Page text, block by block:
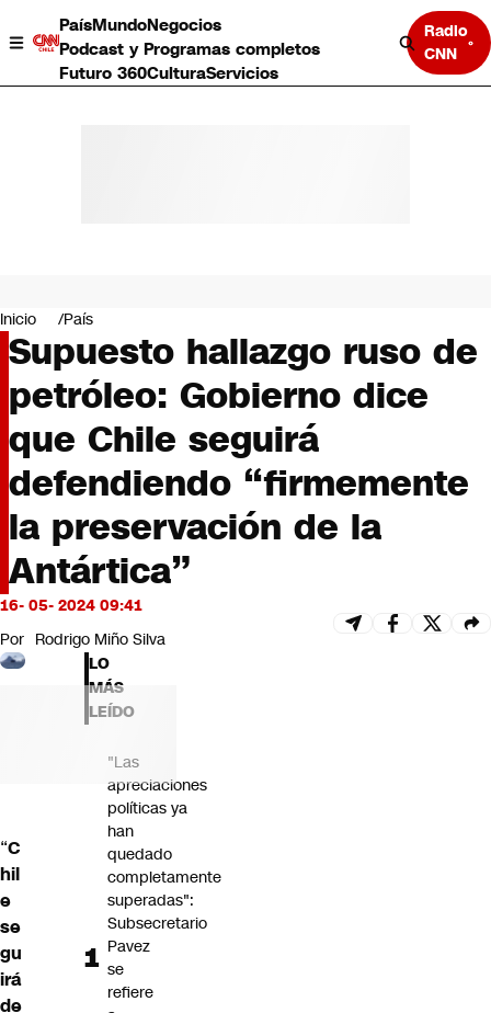
PaísMundoNegocios
Podcast y Programas completos
Futuro 360CulturaServicios
Radio
CNN
Negocios
Deportes
Programas completos
Cultura
Servicios
Bits
CNN Data
CNN tiempo
Opinión
Inicio País
Supuesto hallazgo ruso de
petróleo: Gobierno dice
que Chile seguirá
defendiendo “firmemente
la preservación de la
Antártica”
16- 05- 2024 09:41
Por Rodrigo Miño Silva
“C
hil
e
se
gu
irá
de
LO
MÁS
LEÍDO
"Las
apreciaciones
políticas ya
han
quedado
completamente
superadas":
Subsecretario
Pavez
se
refiere